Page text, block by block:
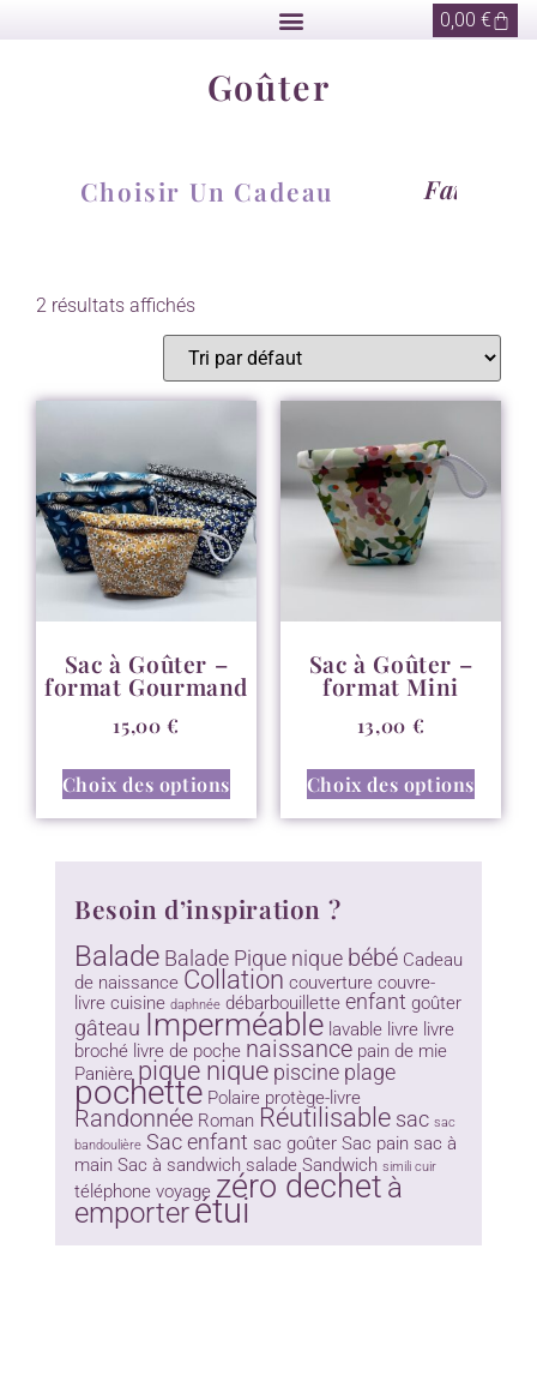
0,00 €
Goûter
Choisir Un Cadeau Fai
2 résultats affichés
Sac à Goûter –
format Gourmand
15,00 €
Choix des options
Sac à Goûter –
format Mini
13,00 €
Choix des options
Besoin d’inspiration ?
Balade Balade Pique nique bébé Cadeau
de naissance Collation couverture couvre-
livre cuisine daphnée débarbouillette enfant goûter
gâteau Imperméable lavable livre livre
broché livre de poche naissance pain de mie
Panière pique nique piscine plage
pochette Polaire protège-livre
Randonnée Roman Réutilisable sac sac
bandoulière Sac enfant sac goûter Sac pain sac à
main Sac à sandwich salade Sandwich simili cuir
téléphone voyage zéro dechet à
emporterétui